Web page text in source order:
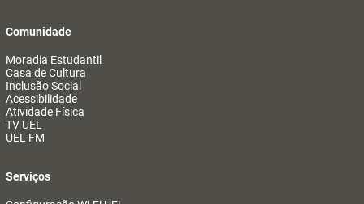
Comunidade
Moradia Estudantil
Casa de Cultura
Inclusão Social
Acessibilidade
Atividade Física
TV UEL
UEL FM
Serviços